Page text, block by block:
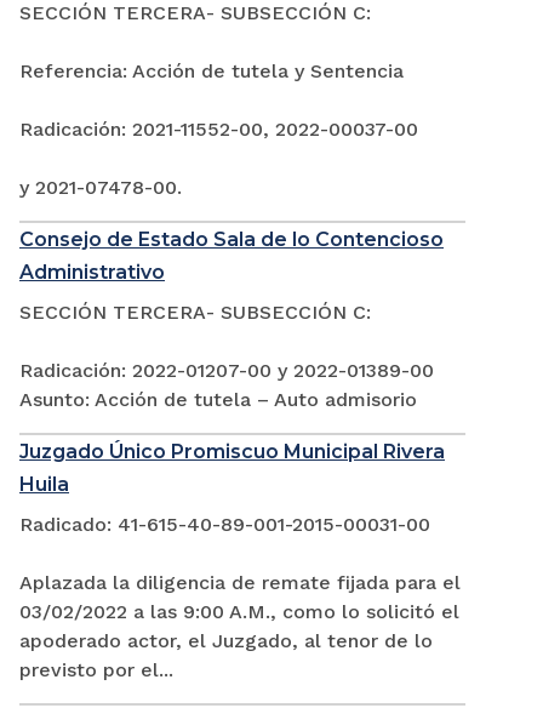
SECCIÓN TERCERA- SUBSECCIÓN C:
Referencia: Acción de tutela y Sentencia
Radicación: 2021-11552-00, 2022-00037-00
y 2021-07478-00.
Consejo de Estado Sala de lo Contencioso
Administrativo
SECCIÓN TERCERA- SUBSECCIÓN C:
Radicación: 2022-01207-00 y 2022-01389-00
Asunto: Acción de tutela – Auto admisorio
Juzgado Único Promiscuo Municipal Rivera
Huila
Radicado: 41-615-40-89-001-2015-00031-00
Aplazada la diligencia de remate fijada para el
03/02/2022 a las 9:00 A.M., como lo solicitó el
apoderado actor, el Juzgado, al tenor de lo
previsto por el...